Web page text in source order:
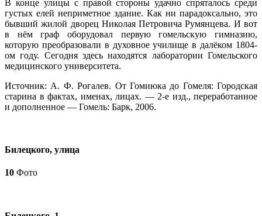
В конце улицы с правой стороны удачно спряталось среди
густых елей неприметное здание. Как ни парадоксально, это
бывший жилой дворец Николая Петровича Румянцева. И вот
в нём граф оборудовал первую гомельскую гимназию,
которую преобразовали в духовное училище в далёком 1804-
ом году. Сегодня здесь находятся лаборатории Гомельского
медицинского университета.
Источник: А. Ф. Рогалев. От Гомиюка до Гомеля: Городская
старина в фактах, именах, лицах. — 2-е изд., переработанное
и дополненное — Гомель: Барк, 2006.
Билецкого, улица
10 Фото